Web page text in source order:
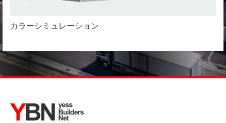
カラーシミュレーション